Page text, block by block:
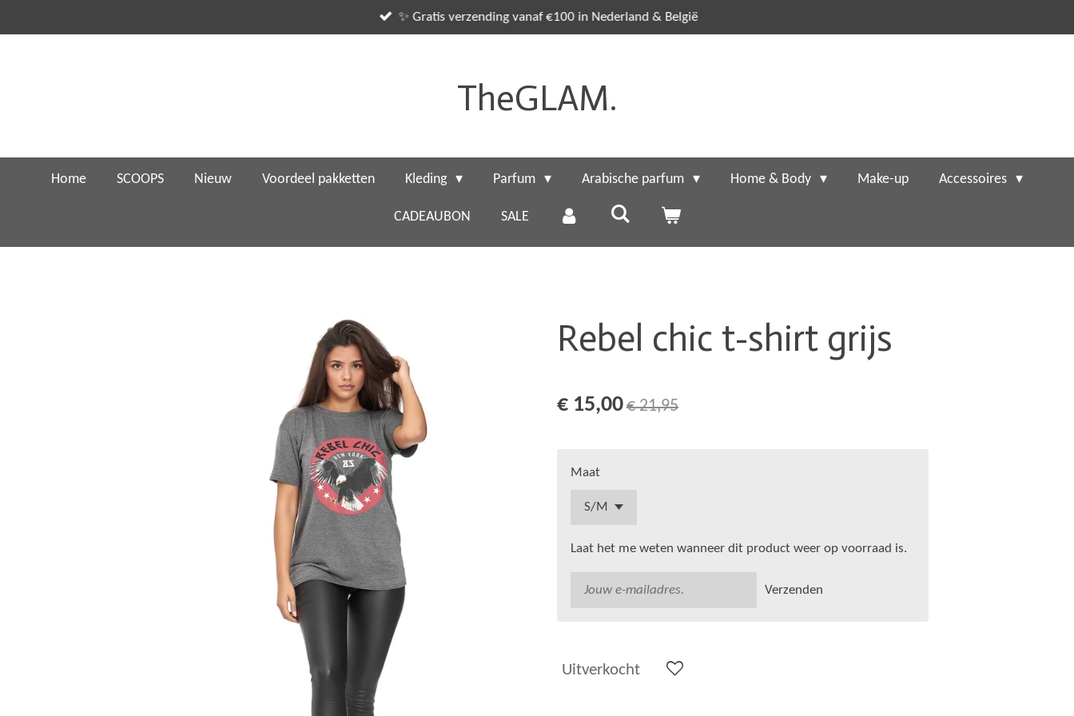
direct
✨ Gratis verzending vanaf €100 in Nederland & België
TheGLAM.
Home SCOOPS Nieuw Voordeel pakketten Kleding Parfum Arabische parfum Home & Body Make-up Accessoires
CADEAUBON SALE
Rebel chic t-shirt grijs
€ 15,00€ 21,95
Maat
Laat het me weten wanneer dit product weer op voorraad is.
Verzenden
Uitverkocht